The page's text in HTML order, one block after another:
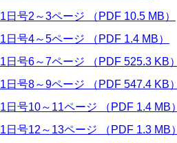
号2～3ページ （PDF 10.5 MB）
号4～5ページ （PDF 1.4 MB）
号6～7ページ （PDF 525.3 KB）
号8～9ページ （PDF 547.4 KB）
号10～11ページ （PDF 1.4 MB）
号12～13ページ （PDF 1.3 MB）